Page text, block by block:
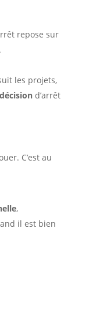
repose sur
les projets,
d’arrêt
C’est au
,
il est bien